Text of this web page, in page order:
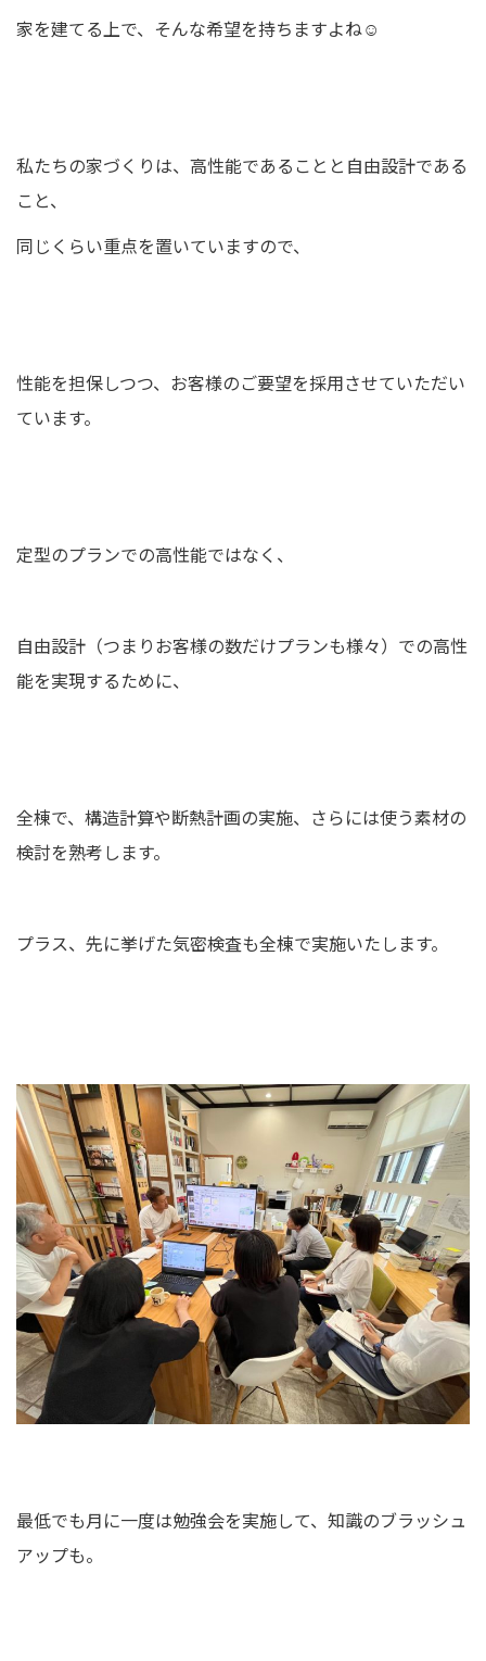
家を建てる上で、そんな希望を持ちますよね☺️
私たちの家づくりは、高性能であることと自由設計である
こと、
同じくらい重点を置いていますので、
性能を担保しつつ、お客様のご要望を採用させていただい
ています。
定型のプランでの高性能ではなく、
自由設計（つまりお客様の数だけプランも様々）での高性
能を実現するために、
全棟で、構造計算や断熱計画の実施、さらには使う素材の
検討を熟考します。
プラス、先に挙げた気密検査も全棟で実施いたします。
最低でも月に一度は勉強会を実施して、知識のブラッシュ
アップも。